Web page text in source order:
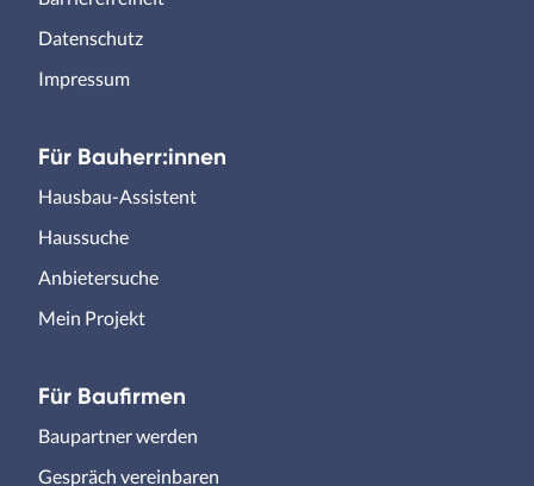
Datenschutz
Impressum
Für Bauherr:innen
Hausbau-Assistent
Haussuche
Anbietersuche
Mein Projekt
Für Baufirmen
Baupartner werden
Gespräch vereinbaren